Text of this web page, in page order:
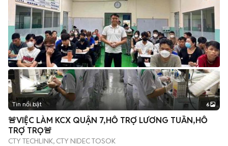
+2
Tin nổi bật 6
🚨VIỆC LÀM KCX QUẬN 7,HỖ TRỢ LƯƠNG TUẦN,HỖ
TRỢ TRỌ🚨
CTY TECHLINK, CTY NIDEC TOSOK